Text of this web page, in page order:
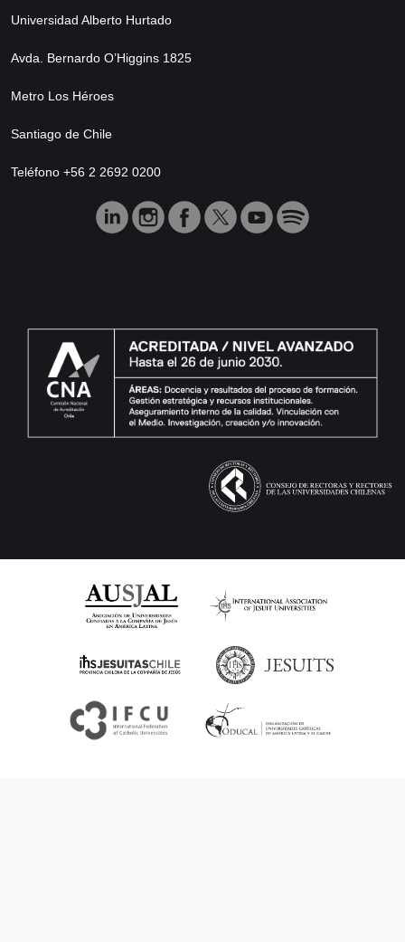
Universidad Alberto Hurtado
Avda. Bernardo O’Higgins 1825
Metro Los Héroes
Santiago de Chile
Teléfono +56 2 2692 0200